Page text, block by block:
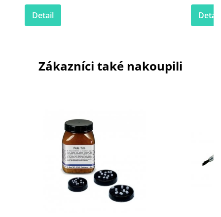
Detail Detail
Zákazníci také nakoupili